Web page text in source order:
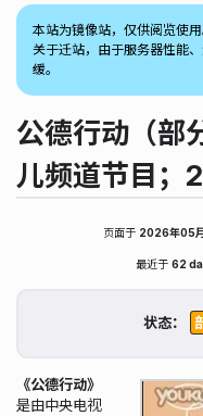
本站为镜像站，仅供阅览使
关于迁站，由于服务器性能
缓。
公德行动（部
儿频道节目；
页面于 2026年05
最近于 62
状态：
《公德行动》
是由中央电视